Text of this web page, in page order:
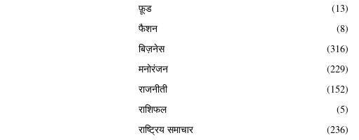
फ़ूड
(13)
फैशन
(8)
बिज़नेस
(316)
मनोरंजन
(229)
राजनीती
(152)
राशिफल
(5)
राष्ट्रिय समाचार
(236)